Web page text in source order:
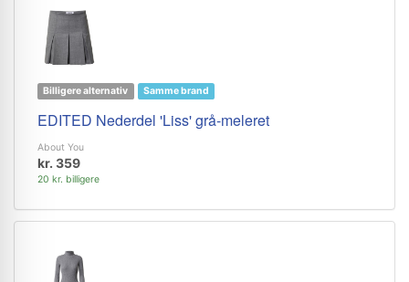
Billigere alternativ Samme brand
EDITED Nederdel 'Liss' grå-meleret
About You
kr. 359
20 kr. billigere